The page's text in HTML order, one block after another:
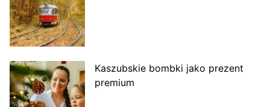
Kaszubskie bombki jako prezent
premium